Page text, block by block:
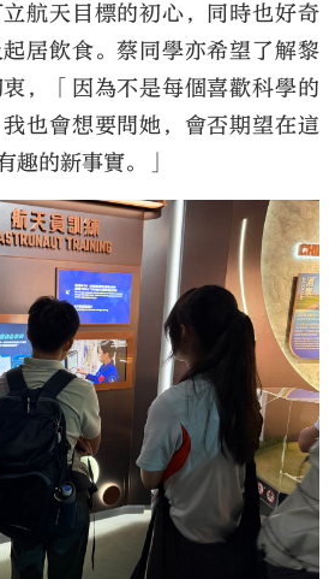
航天目標的初心，同時也好奇
居飲食。蔡同學亦希望了解黎
，「因為不是每個喜歡科學的
也會想要問她，會否期望在這
趣的新事實。」